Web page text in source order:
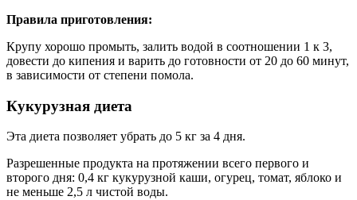
Правила приготовления:
Крупу хорошо промыть, залить водой в соотношении 1 к 3,
довести до кипения и варить до готовности от 20 до 60 минут,
в зависимости от степени помола.
Кукурузная диета
Эта диета позволяет убрать до 5 кг за 4 дня.
Разрешенные продукта на протяжении всего первого и
второго дня: 0,4 кг кукурузной каши, огурец, томат, яблоко и
не меньше 2,5 л чистой воды.